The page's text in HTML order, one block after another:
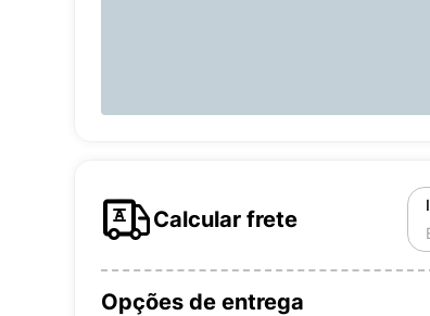
Calcular frete
Opções de entrega